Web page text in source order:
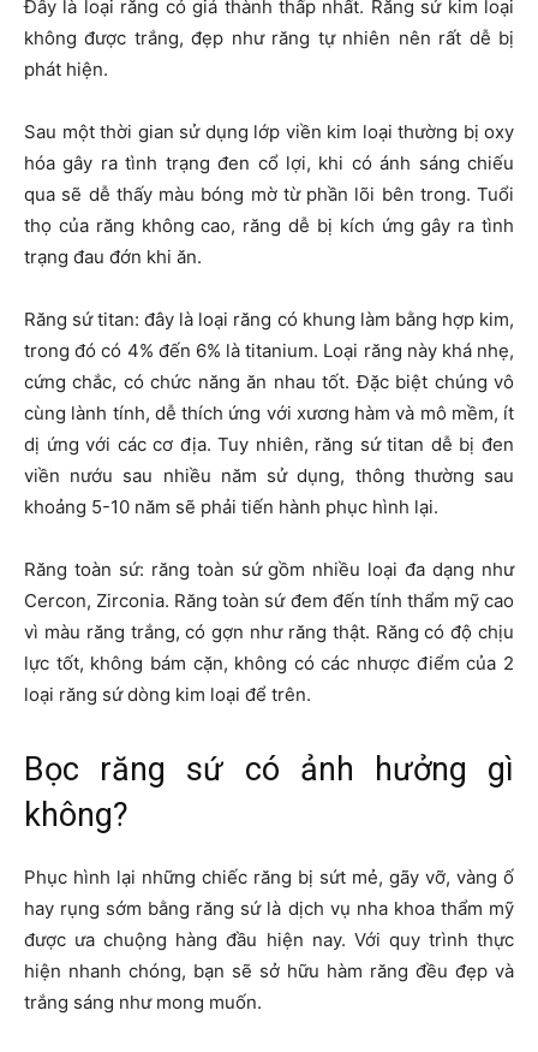
Đây là loại răng có giá thành thấp nhất. Răng sứ kim loại
không được trắng, đẹp như răng tự nhiên nên rất dễ bị
phát hiện.
Sau một thời gian sử dụng lớp viền kim loại thường bị oxy
hóa gây ra tình trạng đen cổ lợi, khi có ánh sáng chiếu
qua sẽ dễ thấy màu bóng mờ từ phần lõi bên trong. Tuổi
thọ của răng không cao, răng dễ bị kích ứng gây ra tình
trạng đau đớn khi ăn.
Răng sứ titan: đây là loại răng có khung làm bằng hợp kim,
trong đó có 4% đến 6% là titanium. Loại răng này khá nhẹ,
cứng chắc, có chức năng ăn nhau tốt. Đặc biệt chúng vô
cùng lành tính, dễ thích ứng với xương hàm và mô mềm, ít
dị ứng với các cơ địa. Tuy nhiên, răng sứ titan dễ bị đen
viền nướu sau nhiều năm sử dụng, thông thường sau
khoảng 5-10 năm sẽ phải tiến hành phục hình lại.
Răng toàn sứ: răng toàn sứ gồm nhiều loại đa dạng như
Cercon, Zirconia. Răng toàn sứ đem đến tính thẩm mỹ cao
vì màu răng trắng, có gợn như răng thật. Răng có độ chịu
lực tốt, không bám cặn, không có các nhược điểm của 2
loại răng sứ dòng kim loại để trên.
Bọc răng sứ có ảnh hưởng gì
không?
Phục hình lại những chiếc răng bị sứt mẻ, gãy vỡ, vàng ố
hay rụng sớm bằng răng sứ là dịch vụ nha khoa thẩm mỹ
được ưa chuộng hàng đầu hiện nay. Với quy trình thực
hiện nhanh chóng, bạn sẽ sở hữu hàm răng đều đẹp và
trắng sáng như mong muốn.